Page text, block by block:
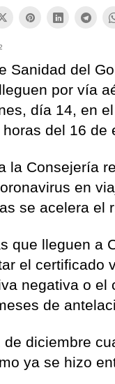
Sanidad del
por vía
día 14, en
del 16
la Consejería
en
se acelera el
que lleguen a
el certificado
negativa o el
de
de diciembre
ya se hizo